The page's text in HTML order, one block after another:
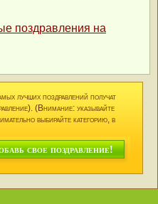
поздравления на
лучших поздравлений получат
(Внимание: указывайте
выбирайте категорию, в
свое поздравление!